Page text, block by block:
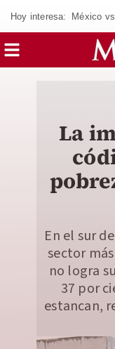
Hoy interesa: México
La
En el sur
sector
no logra
37 por
estancan,